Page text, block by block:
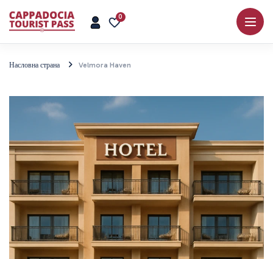
0
Насловна страна Velmora Haven